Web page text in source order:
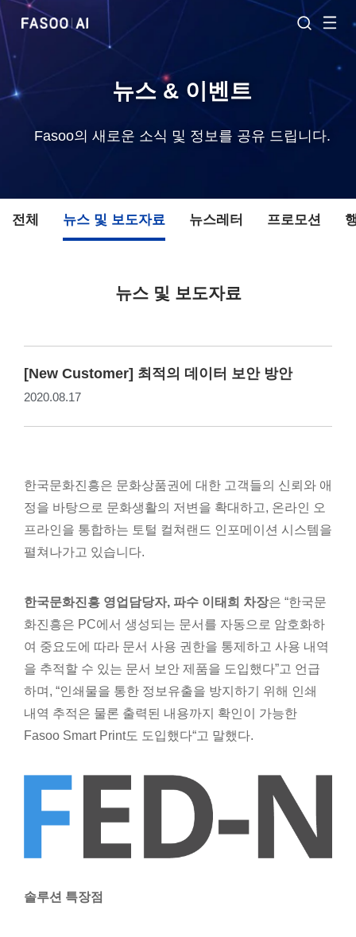
뉴스 & 이벤트
Fasoo의 새로운 소식 및 정보를 공유 드립니다.
전체 뉴스 및 보도자료 뉴스레터 프로모션
뉴스 및 보도자료
[New Customer] 최적의 데이터 보안 방안
2020.08.17
한국문화진흥은 문화상품권에 대한 고객들의 신뢰와 애
정을 바탕으로 문화생활의 저변을 확대하고, 온라인 오
프라인을 통합하는 토털 컬쳐랜드 인포메이션 시스템을
펼쳐나가고 있습니다.
한국문화진흥 영업담당자, 파수 이태희 차장은 “한국문
화진흥은 PC에서 생성되는 문서를 자동으로 암호화하
여 중요도에 따라 문서 사용 권한을 통제하고 사용 내역
을 추적할 수 있는 문서 보안 제품을 도입했다”고 언급
하며, “인쇄물을 통한 정보유출을 방지하기 위해 인쇄
내역 추적은 물론 출력된 내용까지 확인이 가능한
Fasoo Smart Print도 도입했다“고 말했다.
솔루션 특장점